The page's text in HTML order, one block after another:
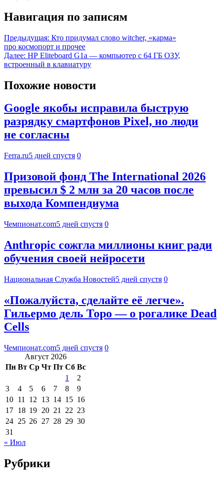
Навигация по записям
Предыдущая: Кто придумал слово witcher, «карма»
про космопорт и прочее
Далее: HP Eliteboard G1a — компьютер с 64 ГБ ОЗУ,
встроенный в клавиатуру
Похожие новости
Google якобы исправила быструю
разрядку смартфонов Pixel, но люди
не согласны
Ferra.ru5 дней спустя 0
Призовой фонд The International 2026
превысил $ 2 млн за 20 часов после
выхода Компендиума
Чемпионат.com5 дней спустя 0
Anthropic сожгла миллионы книг ради
обучения своей нейросети
Национальная Служба Новостей5 дней спустя 0
«Пожалуйста, сделайте её легче».
Гильермо дель Торо — о рогалике Dead
Cells
Чемпионат.com5 дней спустя 0
Август 2026
Пн Вт Ср Чт Пт Сб Вс
1
2
3
4 5 6 7 8
9
10 11 12 13 14 15 16
17 18 19 20 21 22 23
24 25 26 27 28 29 30
31
« Июл
Рубрики